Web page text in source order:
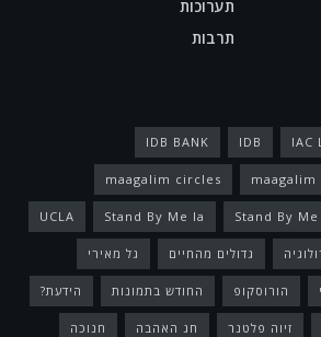
תערוכות
תרבות
IAC
IDB
IDB BANK
maagalim
maagalim circles
Stand By Me
Stand By Me la
UCLA
גדולים מהחיים גל מאירי
הורוסקופ החודש בתמונות הידעת?
זיוה פלטנר חג האהבה חנוכה